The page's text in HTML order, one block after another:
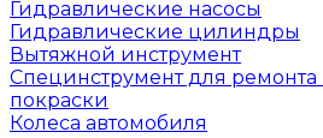
Гидравлические насосы
Гидравлические цилиндры
Вытяжной инструмент
Специнструмент для ремонта
покраски
Колеса автомобиля